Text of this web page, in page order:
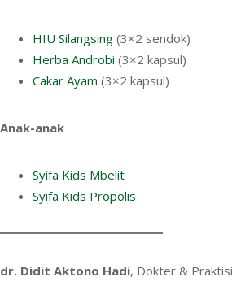
HIU Silangsing (3×2 sendok)
Herba Androbi (3×2 kapsul)
Cakar Ayam (3×2 kapsul)
Anak-anak
Syifa Kids Mbelit
Syifa Kids Propolis
dr. Didit Aktono Hadi, Dokter &